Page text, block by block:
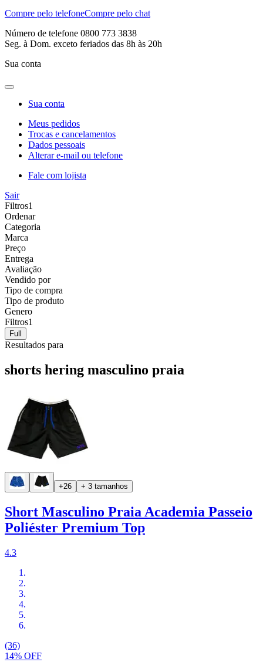
Compre pelo telefoneCompre pelo chat
Número de telefone 0800 773 3838
Seg. à Dom. exceto feriados das 8h às 20h
Sua conta
Sua conta
Meus pedidos
Trocas e cancelamentos
Dados pessoais
Alterar e-mail ou telefone
Fale com lojista
Sair
Filtros1
Ordenar
Categoria
Marca
Preço
Entrega
Avaliação
Vendido por
Tipo de compra
Tipo de produto
Genero
Filtros1
Full
Resultados para
shorts hering masculino praia
+26 + 3 tamanhos
Short Masculino Praia Academia Passeio
Poliéster Premium Top
4.3
(36)
14% OFF